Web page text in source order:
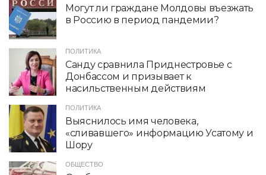
Могут ли граждане Молдовы въезжать
в Россию в период пандемии?
ПОЛИТИКА
Санду сравнила Приднестровье с
Донбассом и призывает к
насильственным действиям
ПОЛИТИКА
Выяснилось имя человека,
«сливавшего» информацию Усатому и
Шору
ОБЩЕСТВО